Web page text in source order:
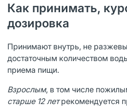
Как принимать,
дозировка
Принимают внутрь, не
достаточным количеством
приема пищи.
Взрослым, в том числе
старше 12 летрекомендуется